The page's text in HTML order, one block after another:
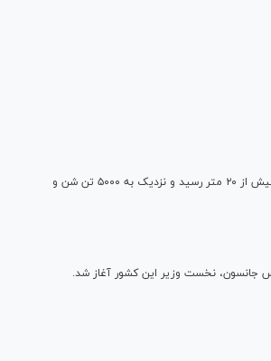
بلندترین قلعه شن و ماسه جهان در دانمارک تکمیل شد، به گفته طراحان آن، ارتفاع آن به بیش از ۲۰ متر رسید و نزدیک به ۵۰۰۰ تن شن و